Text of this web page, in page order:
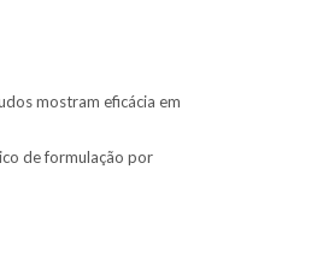
mostram eficácia em
de formulação por